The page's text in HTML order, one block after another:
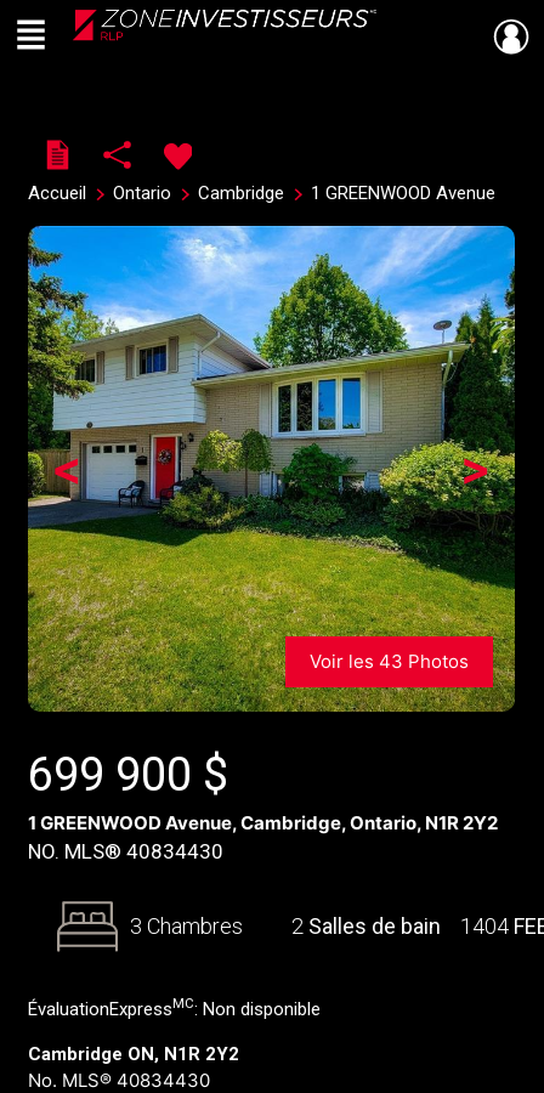
Live
En Direct
Menu
Accueil Ontario Cambridge 1 GREENWOOD Avenue
>
<
Voir les 43 Photos
699 900 $
1 GREENWOOD Avenue, Cambridge, Ontario, N1R 2Y2
NO. MLS® 40834430
3 Chambres 2 Salles de bain 1404
ÉvaluationExpress MC: Non disponible
Cambridge ON, N1R 2Y2
No. MLS® 40834430